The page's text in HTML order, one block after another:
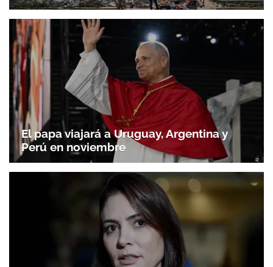
El papa viajará a Uruguay, Argentina y
Perú en noviembre